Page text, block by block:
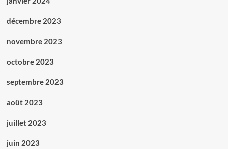
décembre 2023
novembre 2023
octobre 2023
septembre 2023
août 2023
juillet 2023
juin 2023